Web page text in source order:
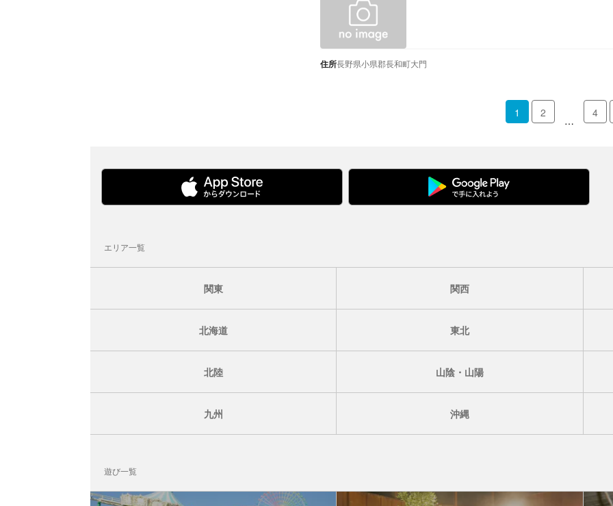
住所長野県小県郡長和町大門
1 2
…
4
エリア一覧
関東 関西
北海道 東北
北陸 山陰・山陽
九州 沖縄
遊び一覧